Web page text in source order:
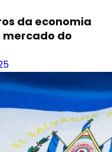
da economia
mercado do